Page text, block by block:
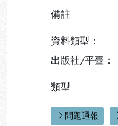
備註
資料類型：
出版社/平臺：
類型
快速連結：
問題通報